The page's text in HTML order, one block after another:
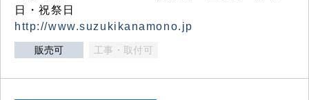
日・祝祭日
http://www.suzukikanamono.jp
販売可 工事・取付可